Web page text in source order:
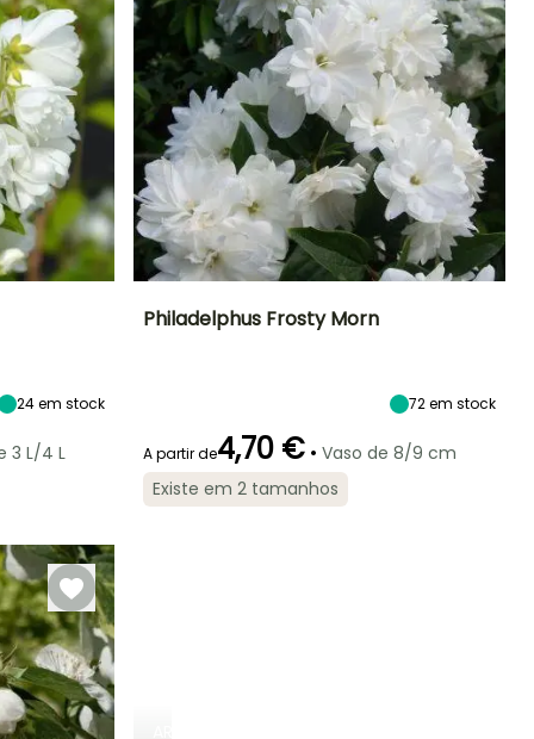
sombra
24em stock
3 L/4 L
sombra
Período de floração
Período razoável de
Philadelphus Frosty Morn
72em stock
A partir de4,70 € • Vaso de 8/9 cm
Existe em 2 tamanhos